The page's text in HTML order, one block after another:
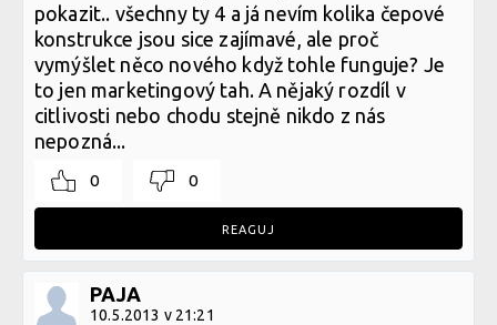
pokazit.. všechny ty 4 a já nevím kolika čepové
konstrukce jsou sice zajímavé, ale proč
vymýšlet něco nového když tohle funguje? Je
to jen marketingový tah. A nějaký rozdíl v
citlivosti nebo chodu stejně nikdo z nás
nepozná...
0 0
REAGUJ
PAJA
10.5.2013 v 21:21